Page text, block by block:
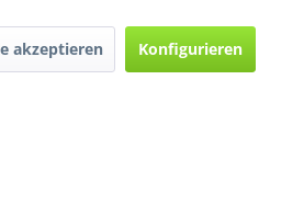
ÖKO-009
akzeptieren Konfigurieren